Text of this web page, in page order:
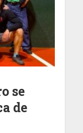
se
de